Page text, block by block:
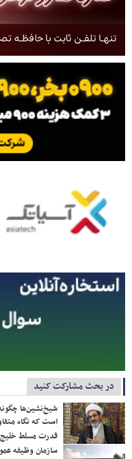
در بحث مشارکت کنید
شیخ‌نشین‌ها
است که نگاه
قدرت مسلط
سازمان وظیفه